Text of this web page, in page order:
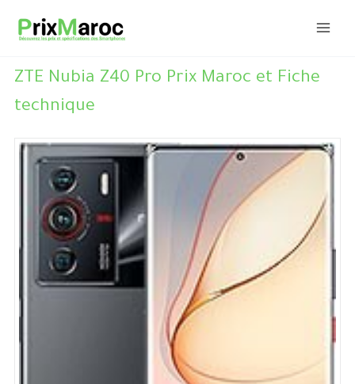
ZTE Nubia Z40 Pro Prix Maroc et Fiche
technique